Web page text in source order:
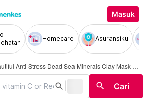
Masuk
Homecare Asuransiku
Freeman Feeling Beautiful Anti-Stress Dead Sea Minerals Clay Mask 175 ml
search search Cari